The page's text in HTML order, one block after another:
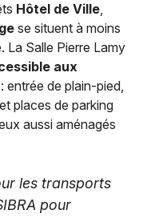
Hôtel de Ville,
se situent à moins
La Salle Pierre Lamy
aux
: entrée de plain-pied,
places de parking
aussi aménagés
les transports
pour